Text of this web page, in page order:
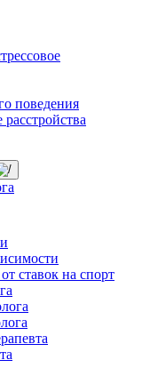
поведения
ставок на спорт